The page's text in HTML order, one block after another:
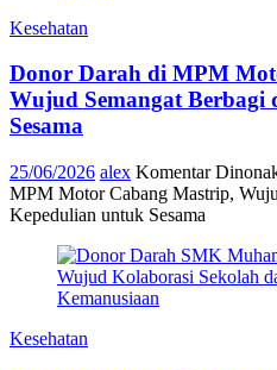
Kesehatan
Donor Darah di MPM
Wujud Semangat
Sesama
25/06/2026 alex Komentar
MPM Motor Cabang Mastrip,
Kepedulian untuk Sesama
Kesehatan